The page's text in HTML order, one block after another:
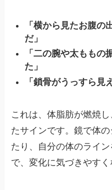
「横から見たお腹の
だ」
「二の腕や太ももの
た」
「鎖骨がうっすら見
これは、体脂肪が燃焼
たサインです。鏡で体
たり、自分の体のライ
で、変化に気づきやすく